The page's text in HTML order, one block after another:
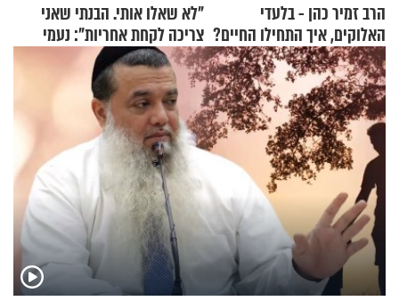
הרב זמיר כהן - בלעדי
האלוקים, איך התחילו החיים?
"לא שאלו אותי. הבנתי שאני
צריכה לקחת אחריות": נעמי
בנט בריאיון אישי